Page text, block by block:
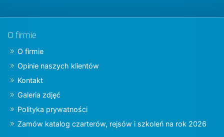
O firmie
O firmie
Opinie naszych klientów
Kontakt
Galeria zdjęć
Polityka prywatności
Zamów katalog czarterów, rejsów i szkoleń na rok 2026